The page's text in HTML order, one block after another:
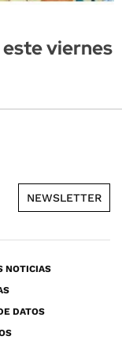
este viernes
NEWSLETTER
NOTICIAS
DATOS